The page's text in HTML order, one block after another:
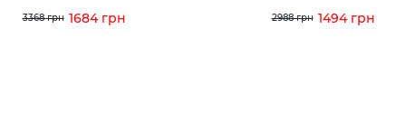
3368 грн 1684 грн 2988 грн 1494 грн